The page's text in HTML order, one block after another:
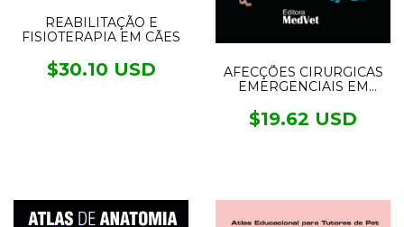
REABILITAÇÃO E
FISIOTERAPIA EM CÃES
$30.10 USD
AFECÇÕES CIRURGICAS
EMERGENCIAIS EM
$19.62 USD